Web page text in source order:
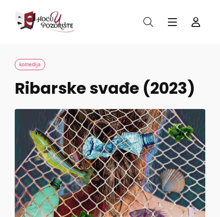
komedija
Ribar­ske sva­đe (2023)